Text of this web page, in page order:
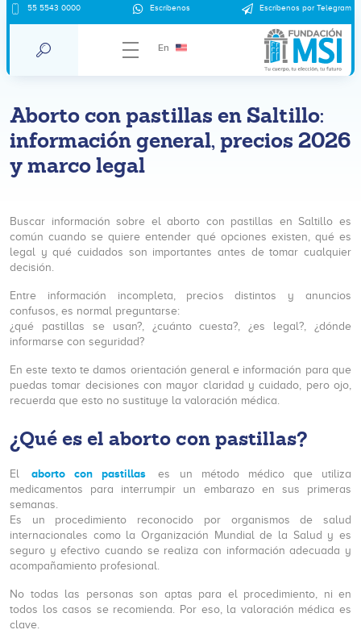
55 5543 0000 Escríbenos Escríbenos por Telegram
En
Aborto con pastillas en Saltillo:
información general, precios 2026
y marco legal
Buscar información sobre el aborto con pastillas en Saltillo es
común cuando se quiere entender qué opciones existen, qué es
legal y qué cuidados son importantes antes de tomar cualquier
decisión.
Entre información incompleta, precios distintos y anuncios
confusos, es normal preguntarse:
¿qué pastillas se usan?, ¿cuánto cuesta?, ¿es legal?, ¿dónde
informarse con seguridad?
En este texto te damos orientación general e información para que
puedas tomar decisiones con mayor claridad y cuidado, pero ojo,
recuerda que esto no sustituye la valoración médica.
¿Qué es el aborto con pastillas?
El aborto con pastillas
es un método médico que utiliza
medicamentos para interrumpir un embarazo en sus primeras
semanas.
Es un procedimiento reconocido por organismos de salud
internacionales como la Organización Mundial de la Salud y es
seguro y efectivo cuando se realiza con información adecuada y
acompañamiento profesional.
No todas las personas son aptas para el procedimiento, ni en
todos los casos se recomienda. Por eso, la valoración médica es
clave.